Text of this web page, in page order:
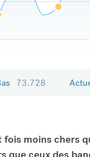
73.728
moins chers
que ceux des